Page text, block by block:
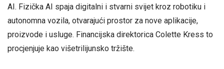
AI. Fizička AI spaja digitalni i stvarni svijet kroz robotiku i
autonomna vozila, otvarajući prostor za nove aplikacije,
proizvode i usluge. Financijska direktorica Colette Kress to
procjenjuje kao višetrilijunsko tržište.